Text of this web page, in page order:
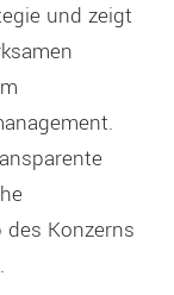
und zeigt
Konzerns